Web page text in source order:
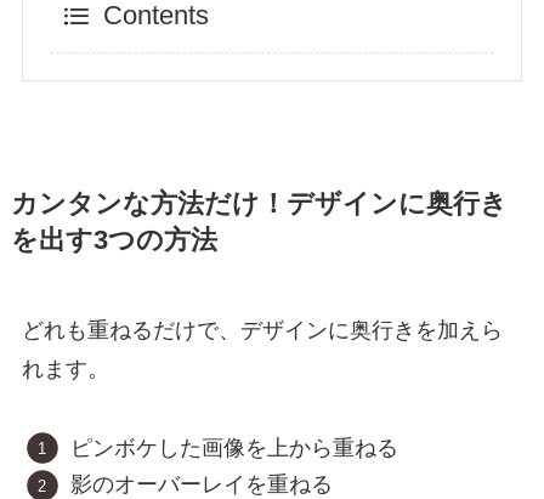
Contents
カンタンな方法だけ！デザインに奥行き
を出す3つの方法
どれも重ねるだけで、デザインに奥行きを加えら
れます。
ピンボケした画像を上から重ねる
影のオーバーレイを重ねる